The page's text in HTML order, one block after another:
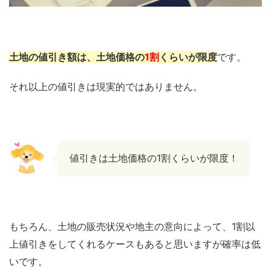
土地の値引き額は、土地価格の1割 くらいが限度です。
それ以上の値引きは現実的ではありません。
値引きは土地価格の1割くらいが限度！
もちろん、土地の販売状況や地主の意向によって、1割以
上値引きをしてくれるケースもあると思いますが確率は低
いです。